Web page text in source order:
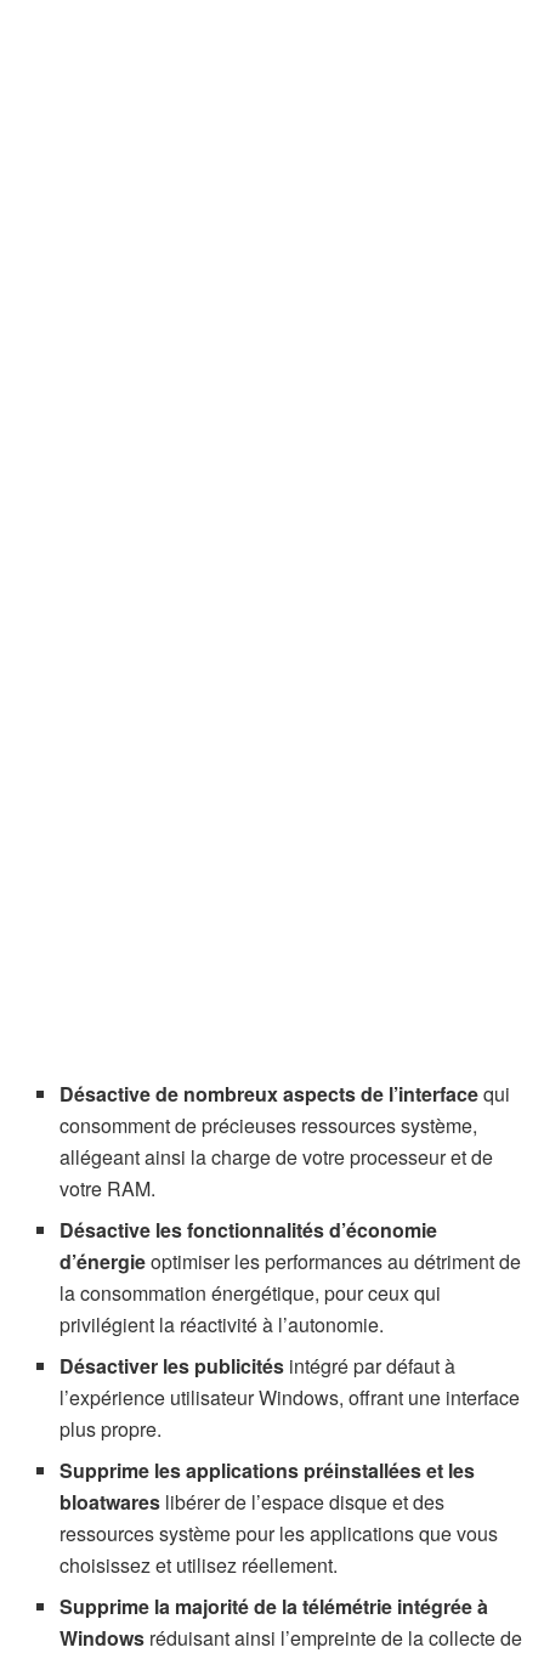
Désactive de nombreux aspects de l’interfacequi
consomment de précieuses ressources système,
allégeant ainsi la charge de votre processeur et de
votre RAM.
Désactive les fonctionnalités d’économie
d’énergieoptimiser les performances au détriment de
la consommation énergétique, pour ceux qui
privilégient la réactivité à l’autonomie.
Désactiver les publicités intégré par défaut à
l’expérience utilisateur Windows, offrant une interface
plus propre.
Supprime les applications préinstallées et les
bloatwares libérer de l’espace disque et des
ressources système pour les applications que vous
choisissez et utilisez réellement.
Supprime la majorité de la télémétrie intégrée à
Windows réduisant ainsi l’empreinte de la collecte de